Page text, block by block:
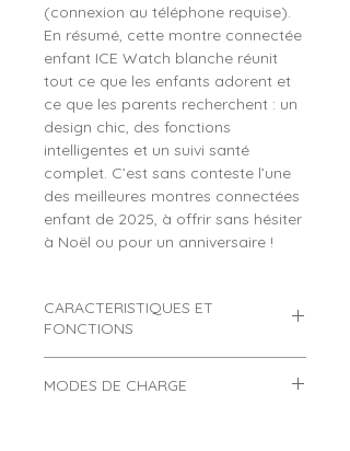
(connexion au téléphone requise).
En résumé, cette montre connectée
enfant ICE Watch blanche réunit
tout ce que les enfants adorent et
ce que les parents recherchent : un
design chic, des fonctions
intelligentes et un suivi santé
complet. C’est sans conteste l’une
des meilleures montres connectées
enfant de 2025, à offrir sans hésiter
à Noël ou pour un anniversaire !
CARACTERISTIQUES ET
FONCTIONS
ICE Watch modèle ICE Smart
MODES DE CHARGE